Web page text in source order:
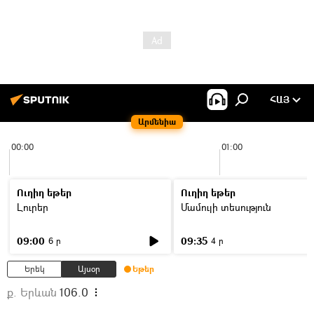
Արմենիա
ՀԱՅ
00:00 01:00
Ուղիղ եթեր
Լուրեր
09:00 6 ր
Ուղիղ եթեր
Մամուլի տեսություն
09:35 4 ր
Երեկ Այսօր Եթեր
ք. Երևան 106.0